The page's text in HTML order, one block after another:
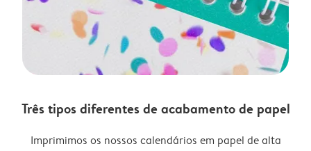
Três tipos diferentes de acabamento de papel
Imprimimos os nossos calendários em papel de alta